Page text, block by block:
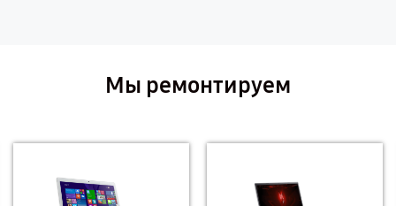
Мы ремонтируем